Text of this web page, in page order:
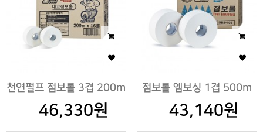
천연펄프 점보롤 3겹 200m
46,330원
점보롤 엠보싱 1겹 500m
43,140원